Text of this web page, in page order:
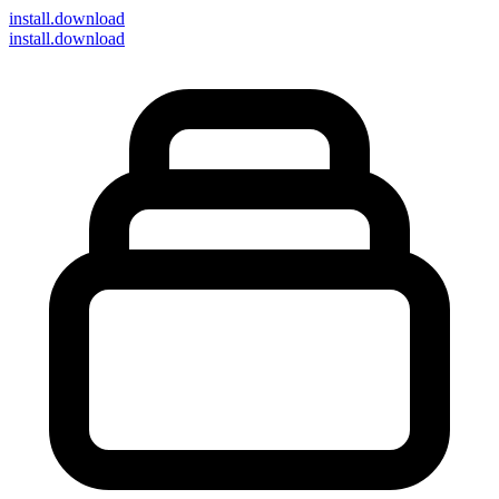
install.download
install.download